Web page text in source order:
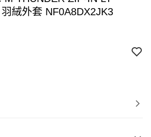
絨外套 NF0A8DX2JK3